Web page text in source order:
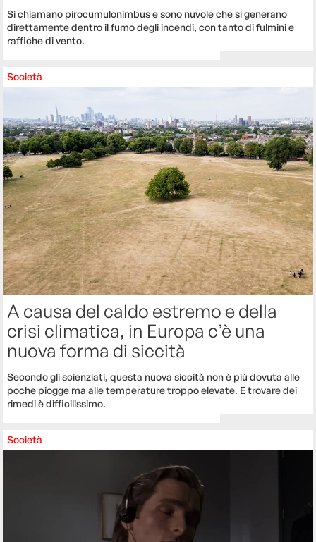
Si chiamano pirocumulonimbus e sono nuvole che si generano
direttamente dentro il fumo degli incendi, con tanto di fulmini e
raffiche di vento.
Società
A causa del caldo estremo e della
crisi climatica, in Europa c’è una
nuova forma di siccità
Secondo gli scienziati, questa nuova siccità non è più dovuta alle
poche piogge ma alle temperature troppo elevate. E trovare dei
rimedi è difficilissimo.
Società